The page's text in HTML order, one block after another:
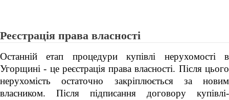
Реєстрація права власності
Останній етап процедури купівлі нерухомості в
Угорщині - це реєстрація права власності. Після цього
нерухомість остаточно закріплюється за новим
власником. Після підписання договору купівлі-